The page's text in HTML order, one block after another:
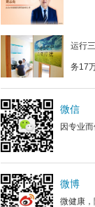
运行
务17
微信
因专业
微博
微健康